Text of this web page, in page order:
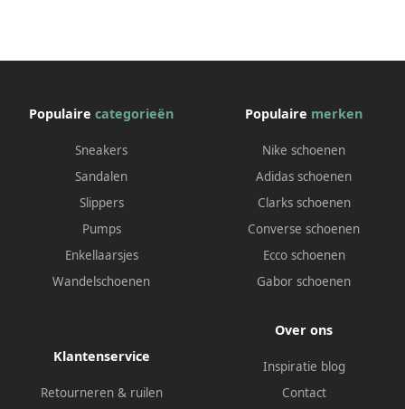
Populaire categorieën
Sneakers
Sandalen
Slippers
Pumps
Enkellaarsjes
Wandelschoenen
Populaire merken
Nike schoenen
Adidas schoenen
Clarks schoenen
Converse schoenen
Ecco schoenen
Gabor schoenen
Klantenservice
Retourneren & ruilen
Over ons
Inspiratie blog
Contact